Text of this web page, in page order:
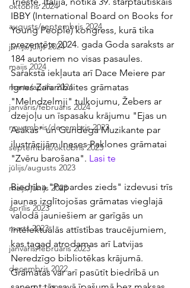
oktobris 2024
augusts/septembris 2024
jūnijs/jūlijs 2024
maijs 2024
marts/aprīlis 2024
janvāris/februāris 2024
novembris/decembris 2023
septembris/oktobris 2023
jūlijs/augusts 2023
maijs/jūnijs 2023
aprīlis 2023
marts 2023
janvāris/februāris 2023
decembris 2022
IBBY (International Board on Books for
Young People) kongress, kurā tika
prezentēts 2024. gada Goda saraksts ar
184 autoriem no visas pasaules.
Sarakstā iekļauta arī Dace Meiere par
Ignes Zarambaites grāmatas
"Melndzelmji" tulkojumu, Žebers ar
dzejoļu un īspasaku krājumu "Ejas un
Asakas" un Gundega Muzikante par
ilustrācijām Ineses Paklones grāmatai
"Zvēru barošana". Lasi te
Biedrība "Papardes zieds" izdevusi trīs
jaunas izglītojošas grāmatas vieglajā
valodā jauniešiem ar garīgās un
intelektuālās attīstības traucējumiem,
kas tagad atrodamas arī Latvijas
Neredzīgo bibliotēkas krājumā.
Grāmatas var arī pasūtīt biedrībā un